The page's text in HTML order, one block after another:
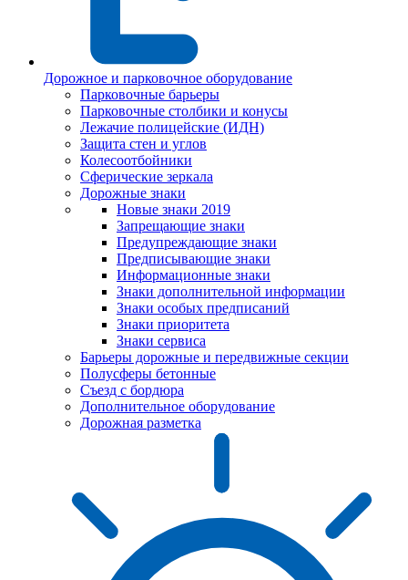
Дорожное и парковочное оборудование
Парковочные барьеры
Парковочные столбики и конусы
Лежачие полицейские (ИДН)
Защита стен и углов
Колесоотбойники
Сферические зеркала
Дорожные знаки
Новые знаки 2019
Запрещающие знаки
Предупреждающие знаки
Предписывающие знаки
Информационные знаки
Знаки дополнительной информации
Знаки особых предписаний
Знаки приоритета
Знаки сервиса
Барьеры дорожные и передвижные секции
Полусферы бетонные
Съезд с бордюра
Дополнительное оборудование
Дорожная разметка